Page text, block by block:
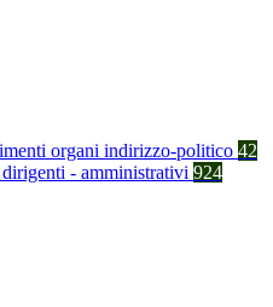
organi indirizzo-politico 42
- amministrativi 924